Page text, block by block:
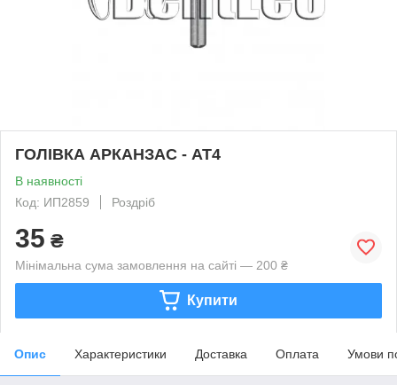
ГОЛІВКА АРКАНЗАС - АТ4
В наявності
Код: ИП2859
Роздріб
35 ₴
Мінімальна сума замовлення на сайті — 200 ₴
Купити
Опис Характеристики Доставка Оплата Умови